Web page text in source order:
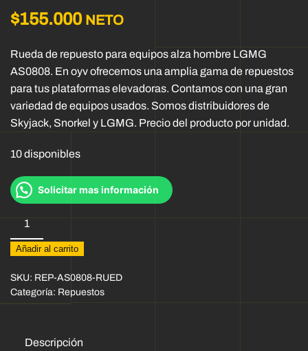
$155.000 NETO
Rueda de repuesto para equipos alza hombre LGMG
AS0808. En oyv ofrecemos una amplia gama de repuestos
para tus plataformas elevadoras. Contamos con una gran
variedad de equipos usados. Somos distribuidores de
Skyjack, Snorkel y LGMG. Precio del producto por unidad.
10 disponibles
Solicitar mas información
cantidad
Añadir al carrito
SKU: REP-AS0808-RUED
Categoría: Repuestos
Descripción